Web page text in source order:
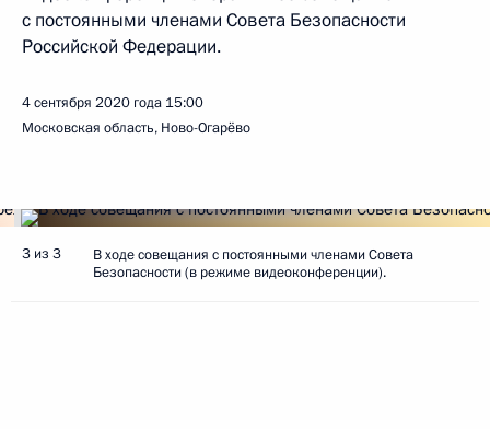
с постоянными членами Совета Безопасности
Российской Федерации.
4 сентября 2020 года 15:00
Московская область, Ново-Огарёво
3 из 3
В ходе совещания с постоянными членами Совета
Безопасности (в режиме видеоконференции).